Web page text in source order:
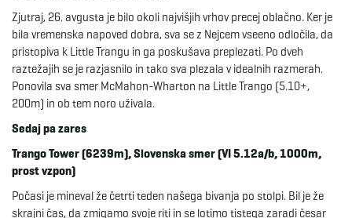
g
Zjutraj, 26. avgusta je bilo okoli najvišjih vrhov precej oblačno. Ker je
bila vremenska napoved dobra, sva se z Nejcem vseeno odločila, da
pristopiva k Little Trangu in ga poskušava preplezati. Po dveh
raztežajih se je razjasnilo in tako sva plezala v idealnih razmerah.
Ponovila sva smer McMahon-Wharton na Little Trango (5.10+,
200m) in ob tem noro uživala.
Sedaj pa zares
Trango Tower (6239m), Slovenska smer (VI 5.12a/b, 1000m,
prost vzpon)
Počasi je mineval že četrti teden našega bivanja po stolpi. Bil je že
skrajni čas, da zmigamo svoje riti in se lotimo tistega zaradi česar